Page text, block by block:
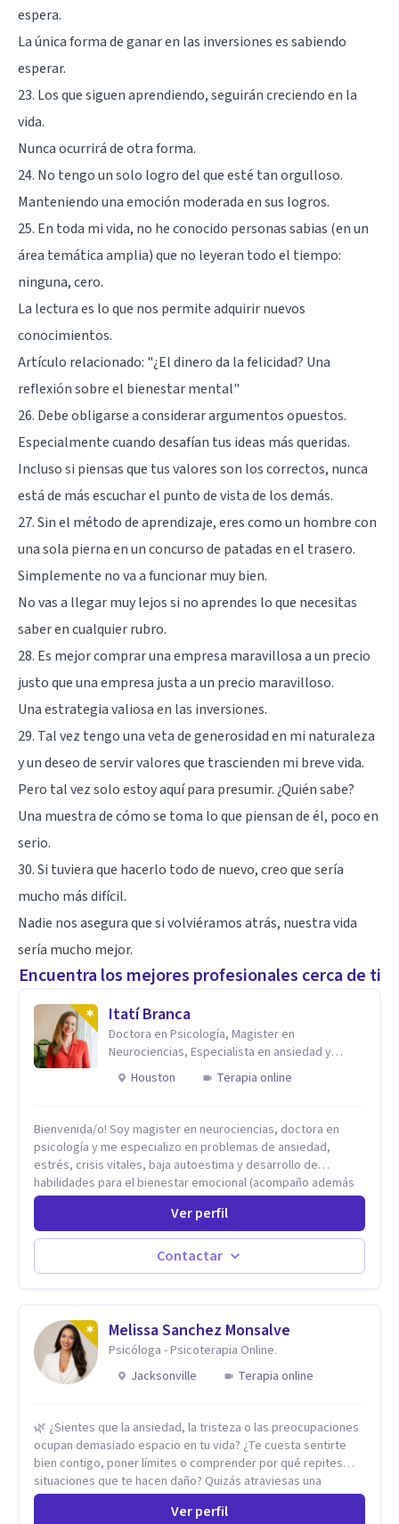
espera.
La única forma de ganar en las inversiones es sabiendo
esperar.
23. Los que siguen aprendiendo, seguirán creciendo en la
vida.
Nunca ocurrirá de otra forma.
24. No tengo un solo logro del que esté tan orgulloso.
Manteniendo una emoción moderada en sus logros.
25. En toda mi vida, no he conocido personas sabias (en un
área temática amplia) que no leyeran todo el tiempo:
ninguna, cero.
La lectura es lo que nos permite adquirir nuevos
conocimientos.
Artículo relacionado: "¿El dinero da la felicidad? Una
reflexión sobre el bienestar mental"
26. Debe obligarse a considerar argumentos opuestos.
Especialmente cuando desafían tus ideas más queridas.
Incluso si piensas que tus valores son los correctos, nunca
está de más escuchar el punto de vista de los demás.
27. Sin el método de aprendizaje, eres como un hombre con
una sola pierna en un concurso de patadas en el trasero.
Simplemente no va a funcionar muy bien.
No vas a llegar muy lejos si no aprendes lo que necesitas
saber en cualquier rubro.
28. Es mejor comprar una empresa maravillosa a un precio
justo que una empresa justa a un precio maravilloso.
Una estrategia valiosa en las inversiones.
29. Tal vez tengo una veta de generosidad en mi naturaleza
y un deseo de servir valores que trascienden mi breve vida.
Pero tal vez solo estoy aquí para presumir. ¿Quién sabe?
Una muestra de cómo se toma lo que piensan de él, poco en
serio.
30. Si tuviera que hacerlo todo de nuevo, creo que sería
mucho más difícil.
Nadie nos asegura que si volviéramos atrás, nuestra vida
sería mucho mejor.
Encuentra los mejores profesionales cerca de ti
Itatí Branca
Doctora en Psicología, Magister en
Neurociencias, Especialista en ansiedad y
mindfulness
Houston Terapia online
Bienvenida/o! Soy magister en neurociencias, doctora en
psicología y me especializo en problemas de ansiedad,
estrés, crisis vitales, baja autoestima y desarrollo de
habilidades para el bienestar emocional (acompaño además
problemáticas como la desregulación emocional, tendencias
perfeccionistas, liderazgo, problemas de sueño, depresión,
entre otras).
Ver perfil
Contactar
Melissa Sanchez Monsalve
Psicóloga - Psicoterapia Online.
Jacksonville
Terapia online
🌿 ¿Sientes que la ansiedad, la tristeza o las preocupaciones
ocupan demasiado espacio en tu vida? ¿Te cuesta sentirte
bien contigo, poner límites o comprender por qué repites
situaciones que te hacen daño? Quizás atraviesas una
ruptura, una crisis, dificultades en tus relaciones o un
proceso migratorio que te ha hecho sentir lejos de ti. No
Ver perfil